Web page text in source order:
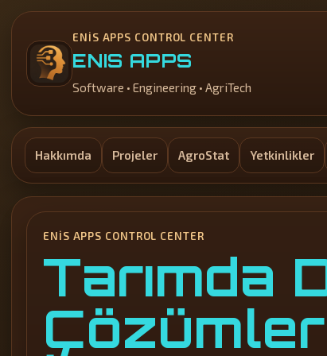
ENIS APPS CONTROL CENTER
ENIS APPS
Software • Engineering • AgriTech
Hakkımda Projeler AgroStat Yetkinlikler
ENIS APPS CONTROL CENTER
Tarımda